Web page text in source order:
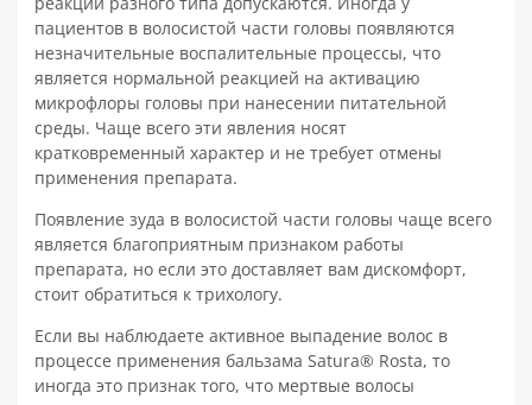
пациентов в волосистой части головы появляются
незначительные воспалительные процессы, что
является нормальной реакцией на активацию
микрофлоры головы при нанесении питательной
среды. Чаще всего эти явления носят
кратковременный характер и не требует отмены
применения препарата.
Появление зуда в волосистой части головы чаще всего
является благоприятным признаком работы
препарата, но если это доставляет вам дискомфорт,
стоит обратиться к трихологу.
Если вы наблюдаете активное выпадение волос в
процессе применения бальзама Satura® Rosta, то
иногда это признак того, что мертвые волосы